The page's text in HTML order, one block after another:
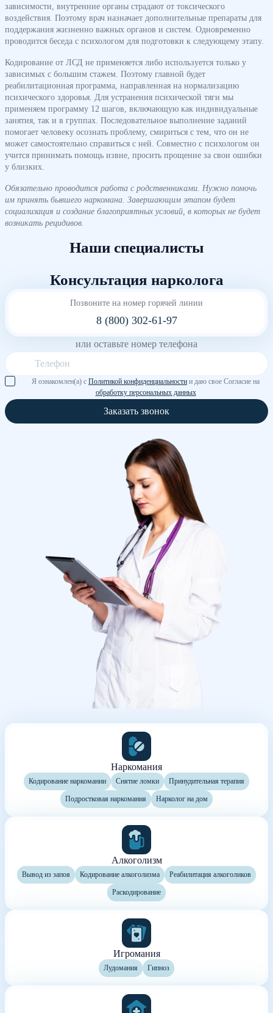
зависимости, внутренние органы страдают от токсического
воздействия. Поэтому врач назначает дополнительные препараты для
поддержания жизненно важных органов и систем. Одновременно
проводится беседа с психологом для подготовки к следующему этапу.
Кодирование от ЛСД не применяется либо используется только у
зависимых с большим стажем. Поэтому главной будет
реабилитационная программа, направленная на нормализацию
психического здоровья. Для устранения психической тяги мы
применяем программу 12 шагов, включающую как индивидуальные
занятия, так и в группах. Последовательное выполнение заданий
помогает человеку осознать проблему, смириться с тем, что он не
может самостоятельно справиться с ней. Совместно с психологом он
учится принимать помощь извне, просить прощение за свои ошибки
у близких.
Обязательно проводится работа с родственниками. Нужно помочь
им принять бывшего наркомана. Завершающим этапом будет
социализация и создание благоприятных условий, в которых не будет
возникать рецидивов.
Наши специалисты
Консультация нарколога
Позвоните на номер горячей линии
8 (800) 302-61-97
или оставьте номер телефона
Я ознакомлен(а) с Политикой конфиденциальности и даю свое Согласие на
обработку персональных данных
Заказать звонок
Наркомания
Кодирование наркомании Снятие ломки Принудительная терапия
Подростковая наркомания Нарколог на дом
Алкоголизм
Вывод из запоя Кодирование алкоголизма Реабилитация алкоголиков
Раскодирование
Игромания
Лудомания Гипноз